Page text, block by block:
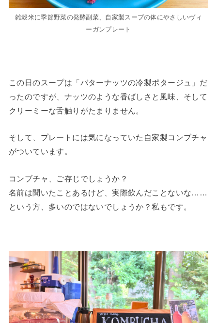
雑穀米に季節野菜の発酵副菜、自家製スープの体にやさしいヴィ
ーガンプレート
この日のスープは「バターナッツの冷製ポタージュ」だ
ったのですが、ナッツのような香ばしさと風味、そして
クリーミーな舌触りがたまりません。
そして、プレートには気になっていた自家製コンブチャ
がついています。
コンブチャ、ご存じでしょうか？
名前は聞いたことあるけど、実際飲んだことないな……
という方、多いのではないでしょうか？私もです。